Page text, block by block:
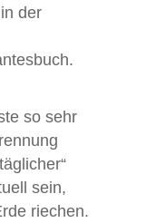
der
so sehr
sein,
riechen.